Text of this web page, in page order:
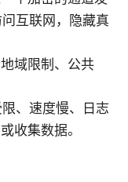
互联网，隐藏真
域限制、公共
、速度慢、日志
收集数据。